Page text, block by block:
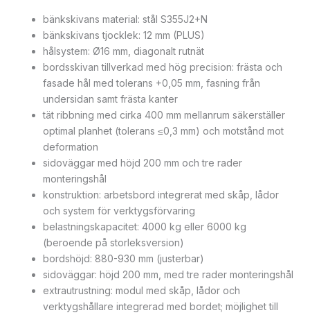
bänkskivans material: stål S355J2+N
bänkskivans tjocklek: 12 mm (PLUS)
hålsystem: Ø16 mm, diagonalt rutnät
bordsskivan tillverkad med hög precision: frästa och
fasade hål med tolerans +0,05 mm, fasning från
undersidan samt frästa kanter
tät ribbning med cirka 400 mm mellanrum säkerställer
optimal planhet (tolerans ≤0,3 mm) och motstånd mot
deformation
sidoväggar med höjd 200 mm och tre rader
monteringshål
konstruktion: arbetsbord integrerat med skåp, lådor
och system för verktygsförvaring
belastningskapacitet: 4000 kg eller 6000 kg
(beroende på storleksversion)
bordshöjd: 880-930 mm (justerbar)
sidoväggar: höjd 200 mm, med tre rader monteringshål
extrautrustning: modul med skåp, lådor och
verktygshållare integrerad med bordet; möjlighet till